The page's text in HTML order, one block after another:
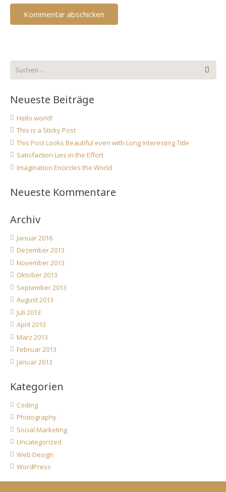
Kommentar abschicken
Neueste Beiträge
Hello world!
This is a Sticky Post
This Post Looks Beautiful even with Long Interesting Title
Satisfaction Lies in the Effort
Imagination Encircles the World
Neueste Kommentare
Archiv
Januar 2016
Dezember 2013
November 2013
Oktober 2013
September 2013
August 2013
Juli 2013
April 2013
März 2013
Februar 2013
Januar 2013
Kategorien
Coding
Photography
Social Marketing
Uncategorized
Web Design
WordPress